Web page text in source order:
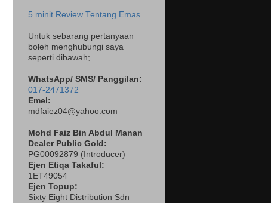
5 minit Review Tentang Emas
Untuk sebarang pertanyaan
boleh menghubungi saya
seperti dibawah;
WhatsApp/ SMS/ Panggilan:
017-2471372
Emel:
mdfaiez04@yahoo.com
Mohd Faiz Bin Abdul Manan
Dealer Public Gold:
PG00092879 ( Introducer)
Ejen Etiqa Takaful:
1ET49054
Ejen Topup:
Sixty Eight Distribution Sdn